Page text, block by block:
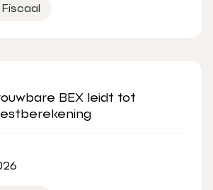
Fiscaal
BEX leidt tot